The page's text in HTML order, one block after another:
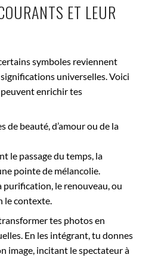
ET LEUR
symboles reviennent
universelles. Voici
enrichir tes
de beauté, d’amour ou de la
le passage du temps, la
pointe de mélancolie.
purification, le renouveau, ou
le contexte.
tes photos en
En les intégrant, tu donnes
image, incitant le spectateur à